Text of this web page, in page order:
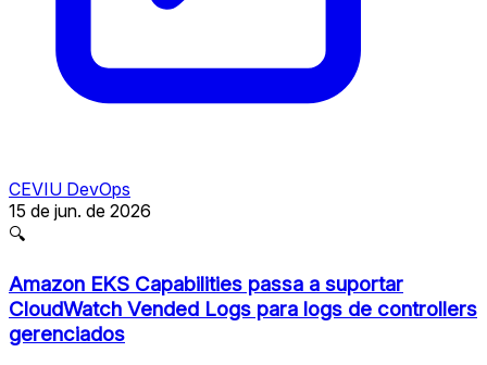
CEVIU DevOps
15 de jun. de 2026
🔍
Amazon EKS Capabilities passa a suportar
CloudWatch Vended Logs para logs de controllers
gerenciados